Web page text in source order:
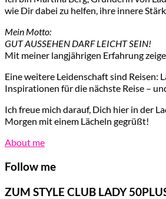
wie Dir dabei zu helfen, ihre innere
Mein Motto:
GUT AUSSEHEN DARF LEICHT SEIN!
Mit meiner langjährigen Erfahrung
Eine weitere Leidenschaft sind Reisen:
Inspirationen für die nächste Reise –
Ich freue mich darauf, Dich hier in der
Morgen mit einem Lächeln gegrüßt!
About me
Follow me
ZUM STYLE CLUB LADY